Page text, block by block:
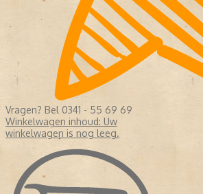
Vragen? Bel 0341 - 55 69 69
Winkelwagen inhoud: Uw
winkelwagen is nog leeg.